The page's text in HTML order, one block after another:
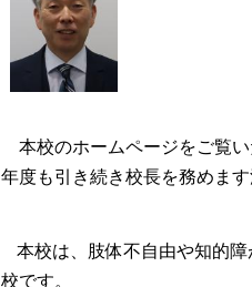
本校のホームページをご覧い
年度も引き続き校長を務めます
本校は、肢体不自由や知的
校です。